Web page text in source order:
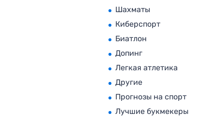
Шахматы
Киберспорт
Биатлон
Допинг
Легкая атлетика
Другие
Прогнозы на спорт
Лучшие букмекеры